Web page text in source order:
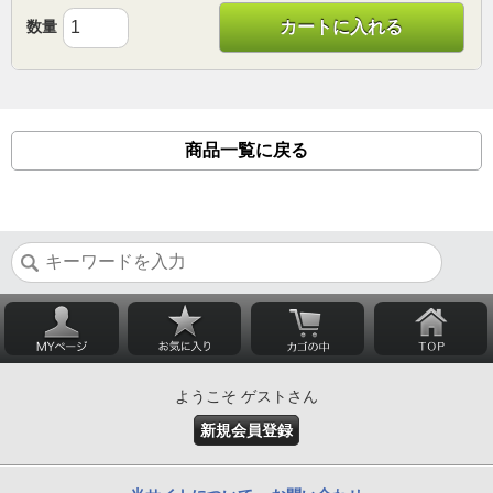
数量 カートに入れる
商品一覧に戻る
ようこそ ゲストさん
新規会員登録